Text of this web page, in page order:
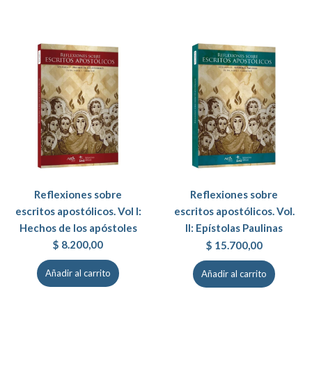
Reflexiones sobre
escritos apostólicos. Vol I:
Hechos de los apóstoles
$ 8.200,00
Añadir al carrito
Reflexiones sobre
escritos apostólicos. Vol.
II: Epístolas Paulinas
$ 15.700,00
Añadir al carrito